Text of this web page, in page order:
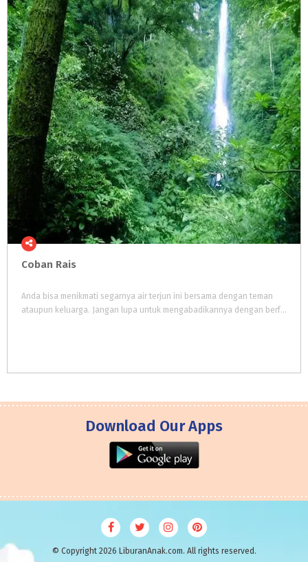
Coban Rais
Anda bisa menikmati segarnya air terjun ini bersama dengan teman
ataupun keluarga. Jangan lupa untuk mengabadikannya dengan berfoto bersama dengan latar air terjun ini.
Download Our Apps
© Copyright 2026 LiburanAnak.com. All rights reserved.